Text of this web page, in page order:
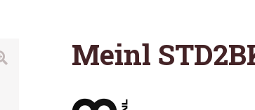
Meinl